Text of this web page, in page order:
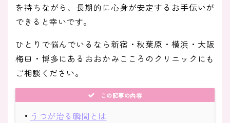
を持ちながら、長期的に心身が安定するお手伝いが
できると幸いです。
ひとりで悩んでいるなら新宿・秋葉原・横浜・大阪
梅田・博多にあるおおかみこころのクリニックにも
ご相談ください。
この記事の内容
・ うつが治る瞬間とは